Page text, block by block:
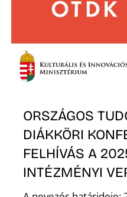
ORSZÁGOS
DIÁKKÖRI
FELHÍVÁS A
INTÉZMÉNYI